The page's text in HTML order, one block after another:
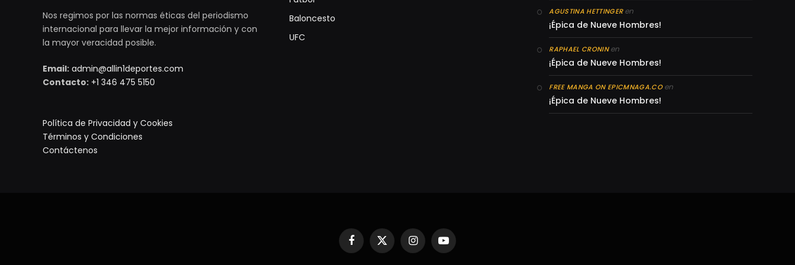
Nos regimos por las normas éticas del periodismo
internacional para llevar la mejor información y con
la mayor veracidad posible.
Email: admin@allin1deportes.com
Contacto: +1 346 475 5150
Política de Privacidad y Cookies
Términos y Condiciones
Contáctenos
Baloncesto
UFC
AGUSTINA HETTINGERen
¡Épica de Nueve Hombres!
RAPHAEL CRONINen
¡Épica de Nueve Hombres!
FREE MANGA ON EPICMNAGA.COen
¡Épica de Nueve Hombres!
Facebook
X
(Twitter)
InstagramYouTube